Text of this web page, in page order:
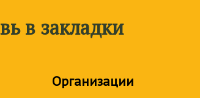
в закладки
Организации